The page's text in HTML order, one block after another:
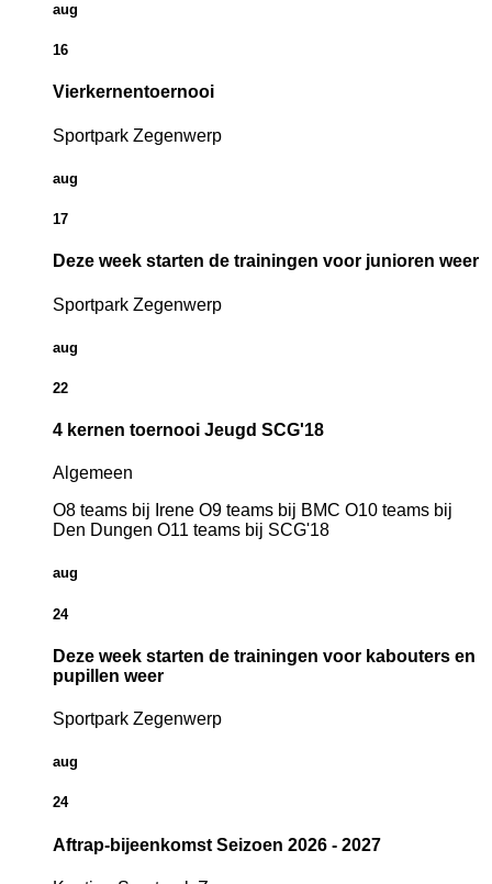
aug
16
Vierkernentoernooi
Sportpark Zegenwerp
aug
17
Deze week starten de trainingen voor junioren weer
Sportpark Zegenwerp
aug
22
4 kernen toernooi Jeugd SCG'18
Algemeen
O8 teams bij Irene O9 teams bij BMC O10 teams bij
Den Dungen O11 teams bij SCG'18
aug
24
Deze week starten de trainingen voor kabouters en
pupillen weer
Sportpark Zegenwerp
aug
24
Aftrap-bijeenkomst Seizoen 2026 - 2027